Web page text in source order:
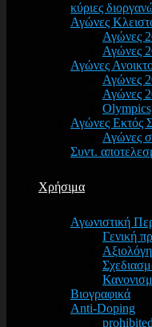
κύριες
Αγώνες
Αγώνες
Αγώνες
Αγώνες
Αγώνες
Αγώνες
Αγώνες Εκτός
Αγώνες
Συντ.
Χρήσιμα
Αγωνιστική
Γενική
Βιογραφικά
Anti-Doping